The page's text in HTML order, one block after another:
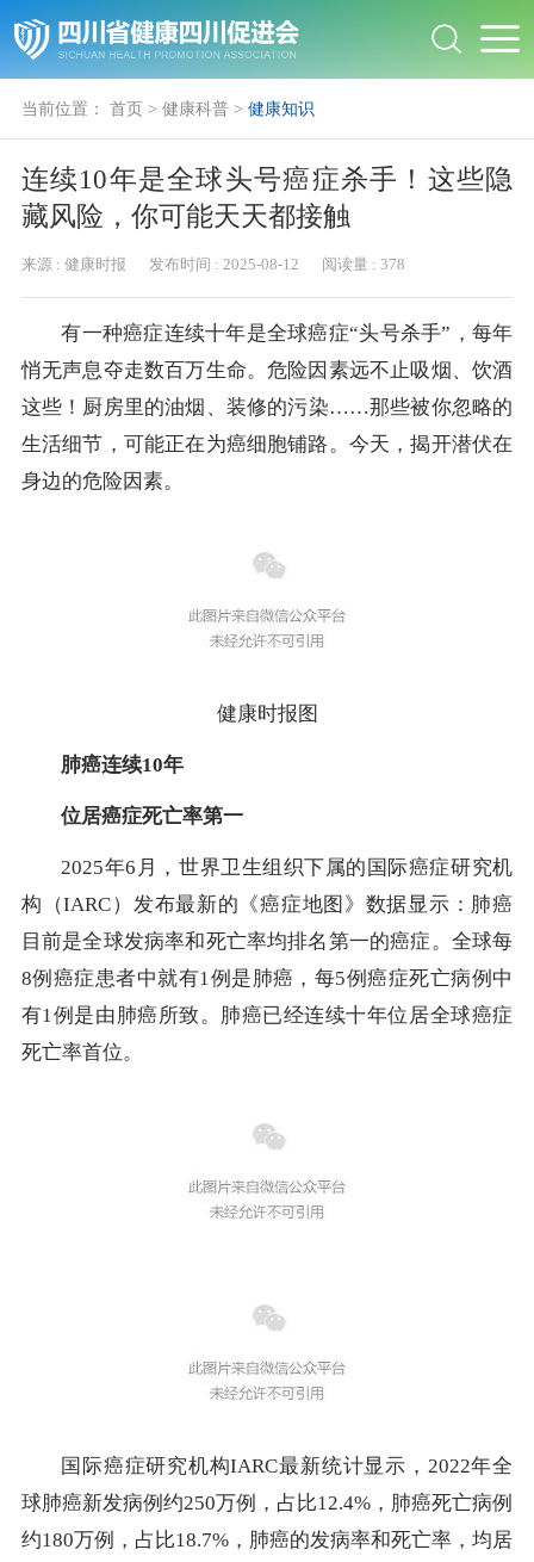
当前位置： 首页 > 健康科普 > 健康知识
连续10年是全球头号癌症杀手！这些隐
藏风险，你可能天天都接触
来源 : 健康时报 发布时间 :2025-08-12 阅读量 :378
有一种癌症连续十年是全球癌症“头号杀手”，每年
悄无声息夺走数百万生命。危险因素远不止吸烟、饮酒
这些！厨房里的油烟、装修的污染……那些被你忽略的
生活细节，可能正在为癌细胞铺路。今天，揭开潜伏在
身边的危险因素。
健康时报图
肺癌连续10年
位居癌症死亡率第一
2025年6月，世界卫生组织下属的国际癌症研究机
构（IARC）发布最新的《癌症地图》数据显示：肺癌
目前是全球发病率和死亡率均排名第一的癌症。全球每
8例癌症患者中就有1例是肺癌，每5例癌症死亡病例中
有1例是由肺癌所致。肺癌已经连续十年位居全球癌症
死亡率首位。
国际癌症研究机构IARC最新统计显示，2022年全
球肺癌新发病例约250万例，占比12.4%，肺癌死亡病例
约180万例，占比18.7%，肺癌的发病率和死亡率，均居